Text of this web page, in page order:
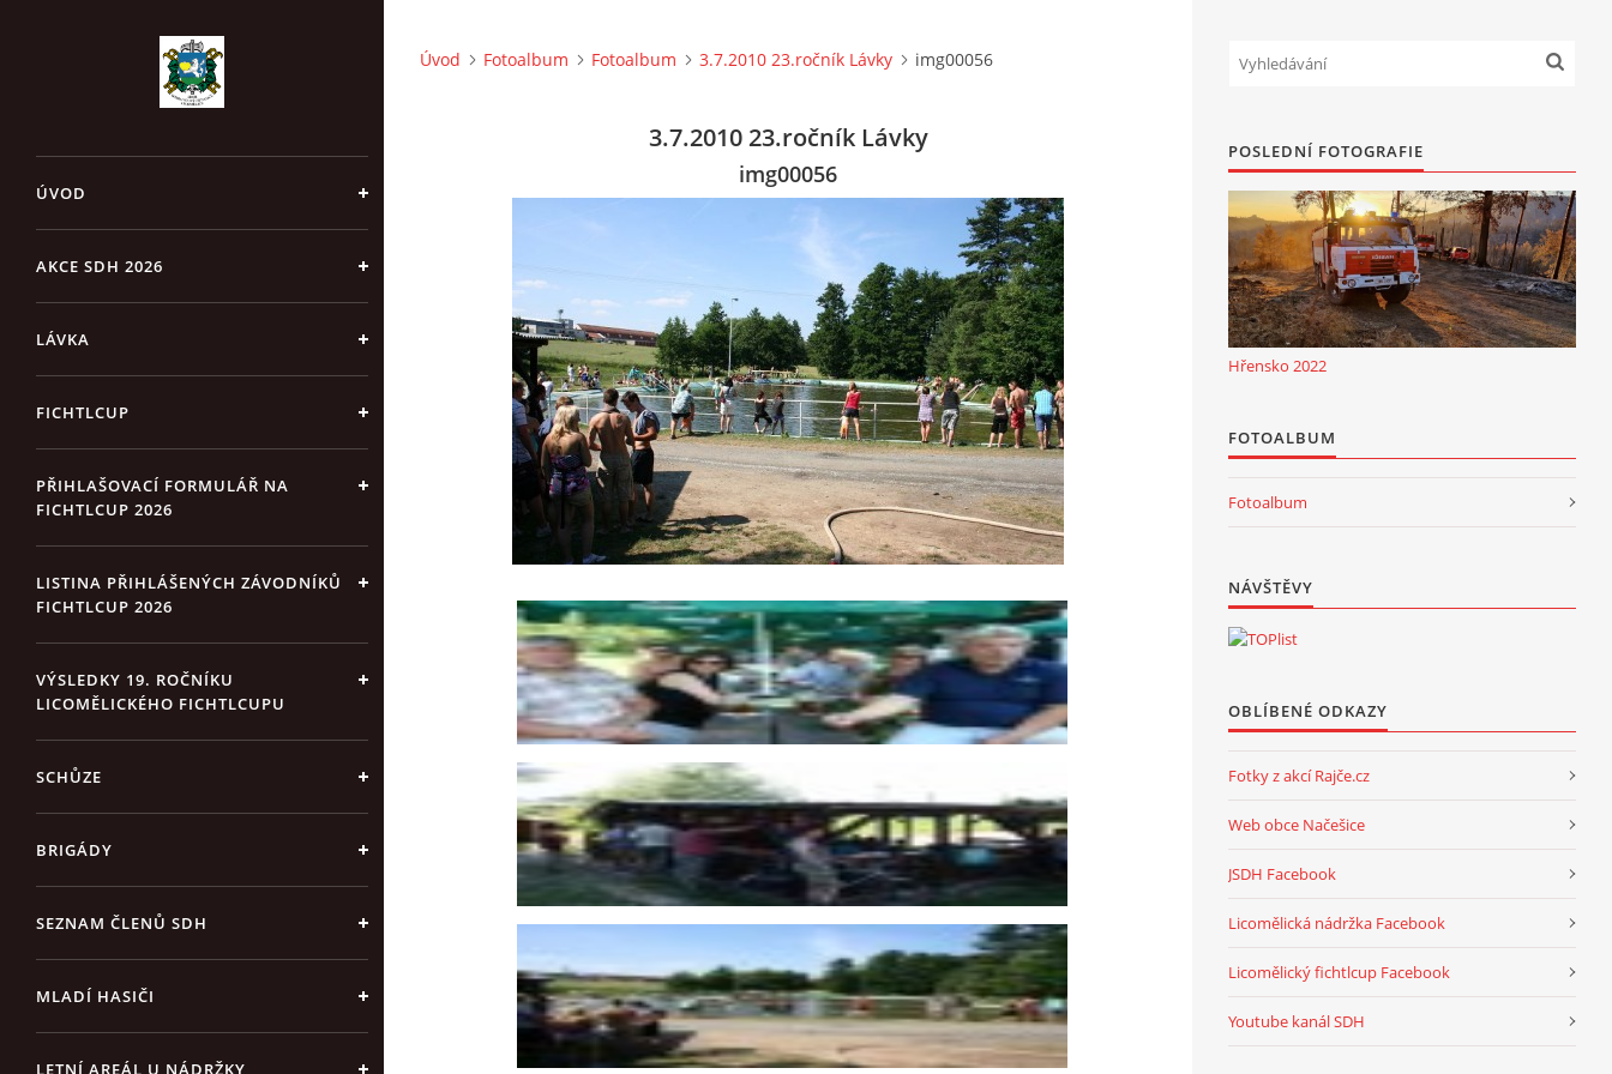
ÚVOD
AKCE SDH 2026
LÁVKA
FICHTLCUP
PŘIHLAŠOVACÍ FORMULÁŘ NA
FICHTLCUP 2026
LISTINA PŘIHLÁŠENÝCH ZÁVODNÍKŮ
FICHTLCUP 2026
VÝSLEDKY 19. ROČNÍKU
LICOMĚLICKÉHO FICHTLCUPU
SCHŮZE
BRIGÁDY
SEZNAM ČLENŮ SDH
MLADÍ HASIČI
LETNÍ AREÁL U NÁDRŽKY
Úvod Fotoalbum Fotoalbum 3.7.2010 23.ročník Lávky img00056
3.7.2010 23.ročník Lávky
img00056
POSLEDNÍ FOTOGRAFIE
Hřensko 2022
FOTOALBUM
Fotoalbum
NÁVŠTĚVY
OBLÍBENÉ ODKAZY
Fotky z akcí Rajče.cz
Web obce Načešice
JSDH Facebook
Licomělická nádržka Facebook
Licomělický fichtlcup Facebook
Youtube kanál SDH